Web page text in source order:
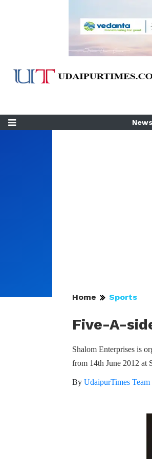
News
Home Sports
Five-A-
Shalom Enterprises is
from 14th June 2012 at
By UdaipurTimes Team